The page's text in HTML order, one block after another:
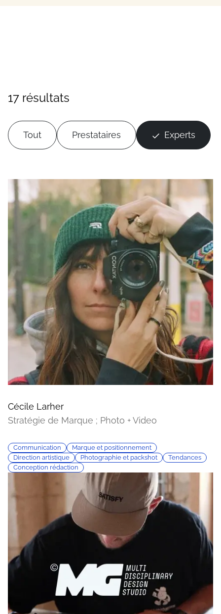
17 résultats
Tout Prestataires Experts
Cécile Larher
Stratégie de Marque ; Photo + Video
Communication
Marque et positionnement
Direction artistique
Photographie et packshot
Tendances
Conception rédaction